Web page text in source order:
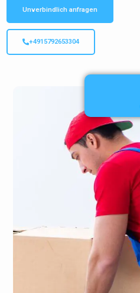
Unverbindlich anfragen
+4915792653304